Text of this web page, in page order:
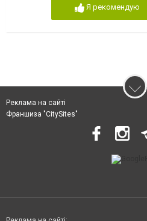
Я рекомендую
Реклама на сайті
Франшиза "CitySites"